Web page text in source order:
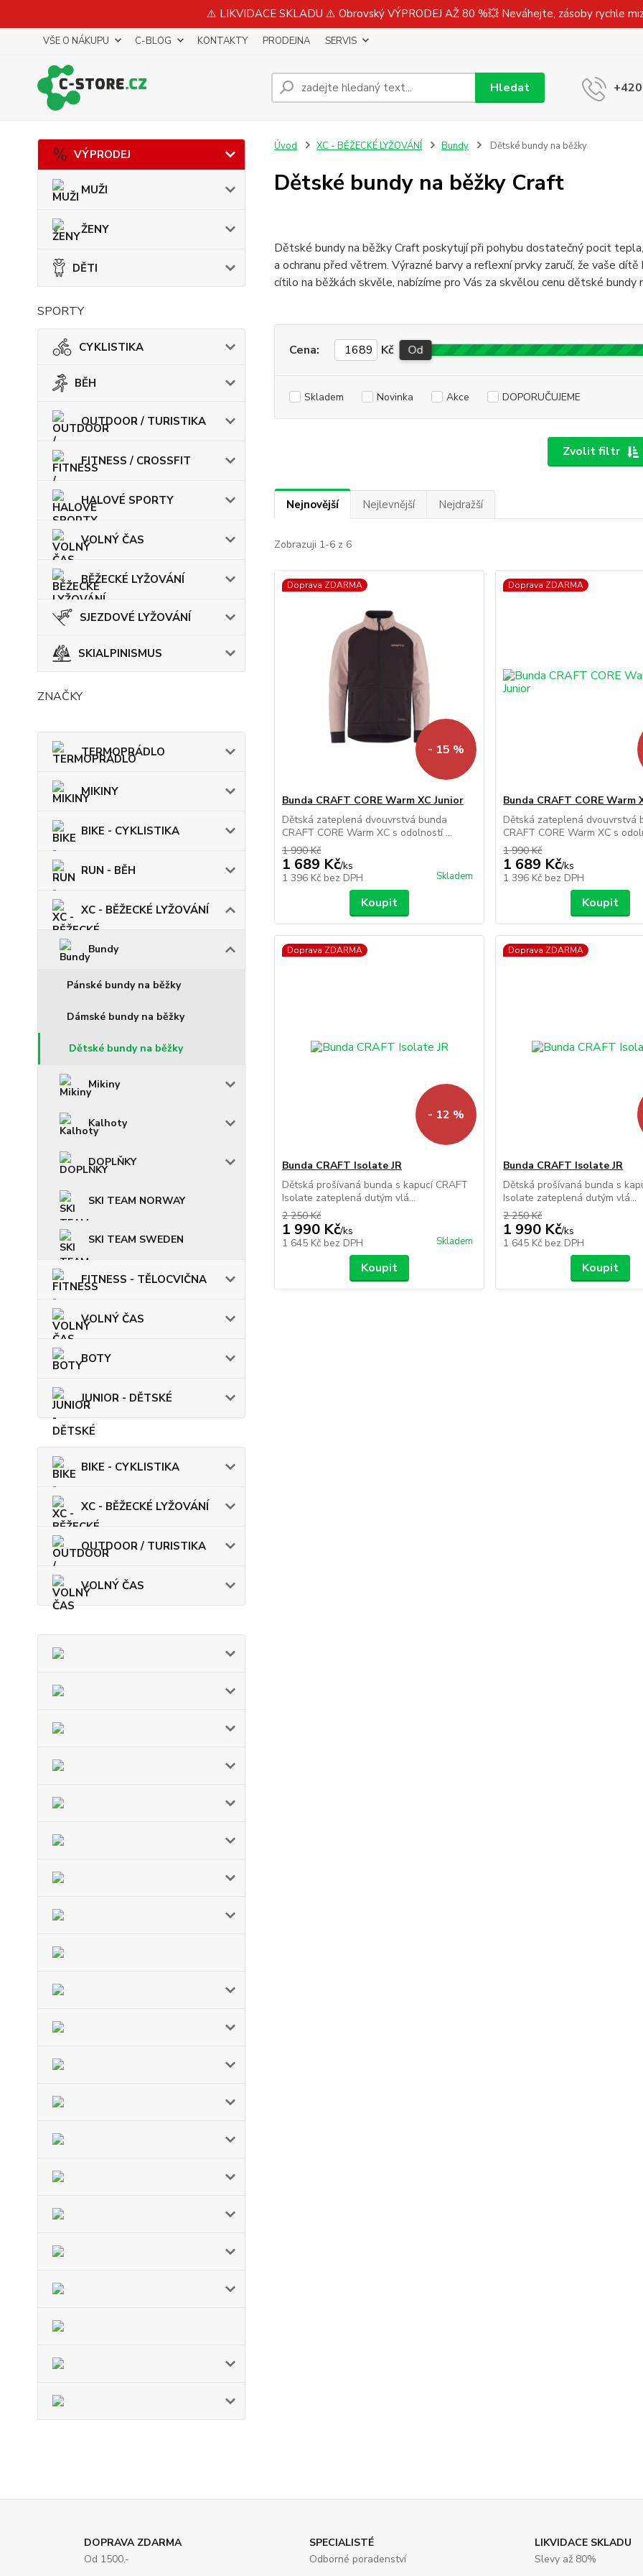
⚠️ LIKVIDACE SKLADU ⚠️ Obrovský VÝPRODEJ AŽ 80 %💥 Neváhejte, zásoby rychle
VŠE O NÁKUPU C-BLOG KONTAKTY PRODEJNA SERVIS
Hledat
VÝPRODEJ
MUŽI
ŽENY
DĚTI
SPORTY
CYKLISTIKA
BĚH
OUTDOOR / TURISTIKA
FITNESS / CROSSFIT
HALOVÉ SPORTY
VOLNÝ ČAS
BĚŽECKÉ LYŽOVÁNÍ
SJEZDOVÉ LYŽOVÁNÍ
SKIALPINISMUS
ZNAČKY
TERMOPRÁDLO
MIKINY
BIKE - CYKLISTIKA
RUN - BĚH
XC - BĚŽECKÉ LYŽOVÁNÍ
Bundy
Pánské bundy na běžky
Dámské bundy na běžky
Dětské bundy na běžky
Mikiny
Kalhoty
DOPLŇKY
SKI TEAM NORWAY
SKI TEAM SWEDEN
FITNESS - TĚLOCVIČNA
VOLNÝ ČAS
BOTY
JUNIOR - DĚTSKÉ
BIKE - CYKLISTIKA
XC - BĚŽECKÉ LYŽOVÁNÍ
OUTDOOR / TURISTIKA
VOLNÝ ČAS
Úvod XC - BĚŽECKÉ LYŽOVÁNÍ Bundy Dětské bundy na běžky
Dětské bundy na běžky Craft
Dětské bundy na běžky Craft poskytují při pohybu dostatečný pocit
a ochranu před větrem. Výrazné barvy a reflexní prvky zaručí, že vaše
cítilo na běžkách skvěle, nabízíme pro Vás za skvělou cenu dětské bundy
Zvolit filtr
Cena: Kč Od
Skladem Novinka Akce DOPORUČUJEME
Nejnovější Nejlevnější Nejdražší
Zobrazuji 1-6 z 6
Doprava ZDARMA
- 15 %
Bunda CRAFT CORE Warm XC Junior
Dětská zateplená dvouvrstvá bunda
CRAFT CORE Warm XC s odolností ...
1 990 Kč
1 689 Kč/ks
1 396 Kč bez DPH Skladem
Koupit
Doprava ZDARMA
Bunda CRAFT CORE Warm
Dětská zateplená dvouvrstvá
CRAFT CORE Warm XC s
1 990 Kč
1 689 Kč/ks
1 396 Kč bez DPH
Koupit
Doprava ZDARMA
- 12 %
Bunda CRAFT Isolate JR
Dětská prošívaná bunda s kapucí CRAFT
Isolate zateplená dutým vlá...
2 250 Kč
1 990 Kč/ks
1 645 Kč bez DPH Skladem
Koupit
Doprava ZDARMA
Bunda CRAFT Isolate JR
Dětská prošívaná bunda s
Isolate zateplená dutým vlá...
2 250 Kč
1 990 Kč/ks
1 645 Kč bez DPH
Koupit
DOPRAVA ZDARMA
Od 1500,-
SPECIALISTÉ
Odborné poradenství
LIKVIDACE SKLADU
Slevy až 80%